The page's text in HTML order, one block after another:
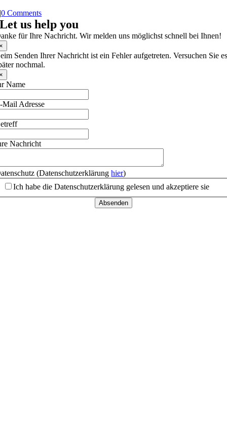
|0 Comments
Let us help you
für Ihre Nachricht. Wir melden uns möglichst schnell bei Ihnen!
Senden Ihrer Nachricht ist ein Fehler aufgetreten. Versuchen Sie
nochmal.
Name
Mail Adresse
Nachricht
(Datenschutzerklärunghier)
Ich habe die Datenschutzerklärung gelesen und akzeptiere sie
Absenden